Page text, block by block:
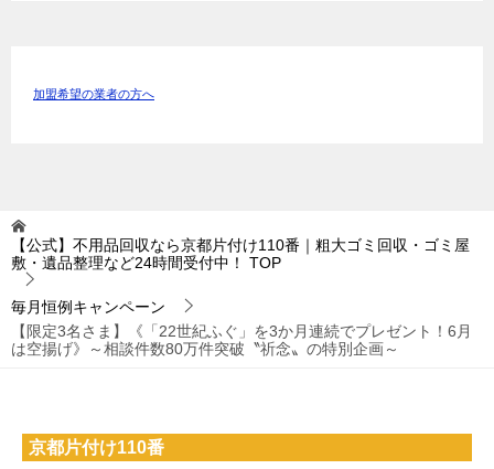
加盟希望の業者の方へ
【公式】不用品回収なら京都片付け110番｜粗大ゴミ回収・ゴミ屋
敷・遺品整理など24時間受付中！
TOP
毎月恒例キャンペーン
【限定3名さま】《「22世紀ふぐ」を3か月連続でプレゼント！6月
は空揚げ》～相談件数80万件突破〝祈念〟の特別企画～
京都片付け110番